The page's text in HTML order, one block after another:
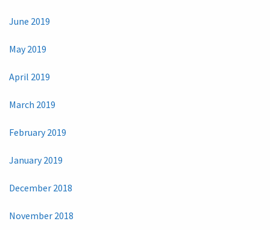
June 2019
May 2019
April 2019
March 2019
February 2019
January 2019
December 2018
November 2018